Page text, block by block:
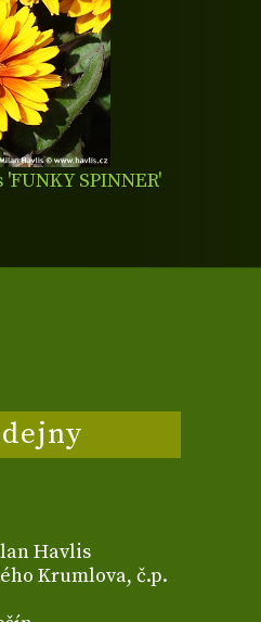
SPINNER'
Havlis
Krumlova, č.p.